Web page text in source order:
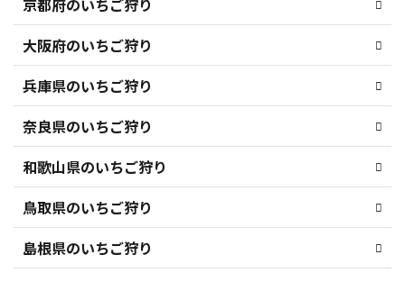
京都府のいちご狩り
大阪府のいちご狩り
兵庫県のいちご狩り
奈良県のいちご狩り
和歌山県のいちご狩り
鳥取県のいちご狩り
島根県のいちご狩り